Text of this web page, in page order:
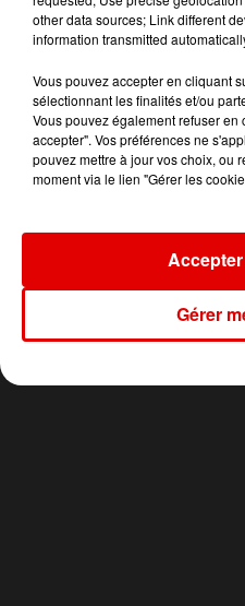
other data sources; Link different
information transmitted
Vous pouvez accepter en cliquant
sélectionnant les finalités et/ou
Vous pouvez également refuser
accepter". Vos préférences ne
pouvez mettre à jour vos choix, ou
moment via le lien "Gérer les
Gérer